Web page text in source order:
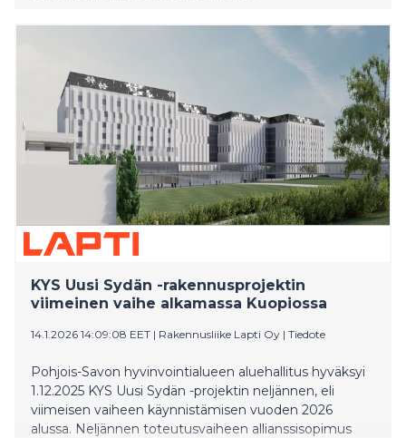
KYS Uusi Sydän -rakennusprojektin
viimeinen vaihe alkamassa Kuopiossa
14.1.2026 14:09:08 EET | Rakennusliike Lapti Oy | Tiedote
Pohjois-Savon hyvinvointialueen aluehallitus hyväksyi
1.12.2025 KYS Uusi Sydän -projektin neljännen, eli
viimeisen vaiheen käynnistämisen vuoden 2026
alussa. Neljännen toteutusvaiheen allianssisopimus